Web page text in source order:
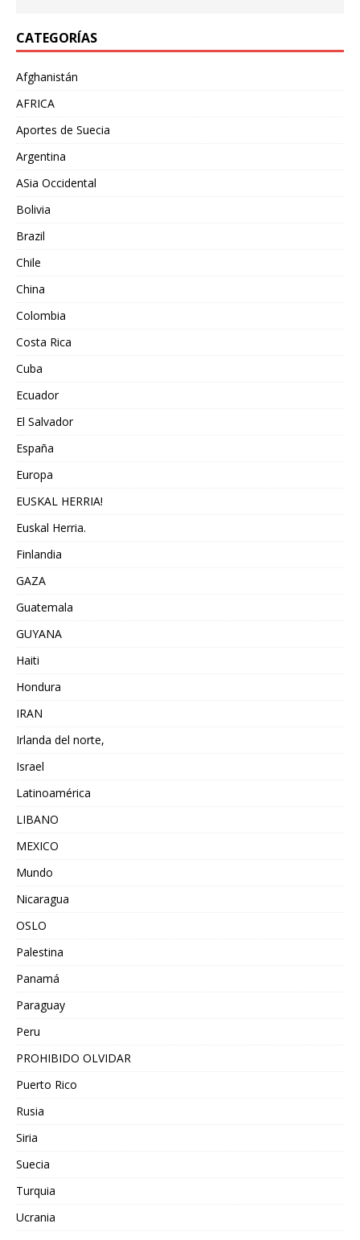
CATEGORÍAS
Afghanistán
AFRICA
Aportes de Suecia
Argentina
ASia Occidental
Bolivia
Brazil
Chile
China
Colombia
Costa Rica
Cuba
Ecuador
El Salvador
España
Europa
EUSKAL HERRIA!
Euskal Herria.
Finlandia
GAZA
Guatemala
GUYANA
Haiti
Hondura
IRAN
Irlanda del norte,
Israel
Latinoamérica
LIBANO
MEXICO
Mundo
Nicaragua
OSLO
Palestina
Panamá
Paraguay
Peru
PROHIBIDO OLVIDAR
Puerto Rico
Rusia
Siria
Suecia
Turquia
Ucrania